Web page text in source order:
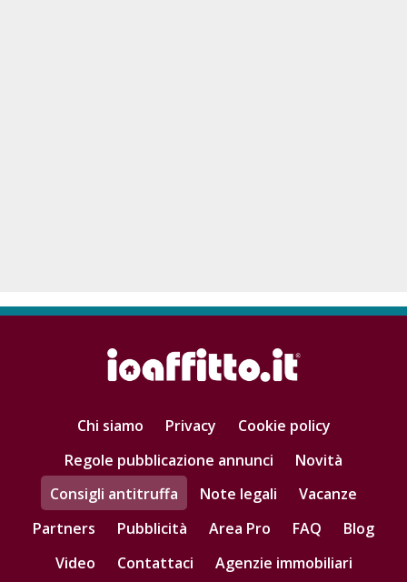
Chi siamo Privacy
Cookie policy
Regole pubblicazione annunci
Novità
Consigli antitruffa
Note legali
Vacanze
Partners
Pubblicità Area Pro FAQ
Blog
Video
Contattaci Agenzie immobiliari